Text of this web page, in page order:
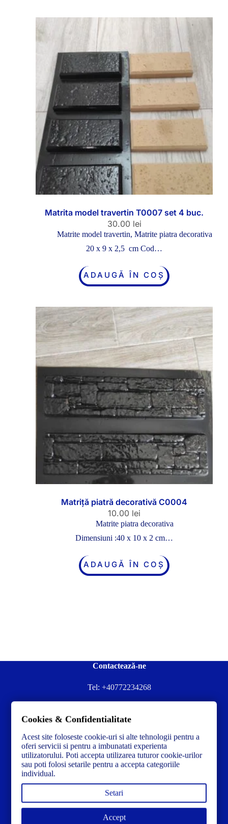
Matrita model travertin T0007 set 4 buc.
30.00 lei
Matrite model travertin, Matrite piatra decorativa
20 x 9 x 2,5 cm Cod…
ADAUGĂ ÎN COȘ
Matriță piatră decorativă C0004
10.00 lei
Matrite piatra decorativa
Dimensiuni :40 x 10 x 2 cm…
ADAUGĂ ÎN COȘ
Contactează-ne
Tel: +40772234268
Contacteză-ne la:✉️contact@concrete-forma.com
Str. Dacia Nr 12 Ineu, Arad 315300 Romania
Cookies & Confidentialitate
Acest site foloseste cookie-uri si alte tehnologii pentru a
oferi servicii si pentru a imbunatati experienta
utilizatorului. Poti accepta utilizarea tuturor cookie-urilor
sau poti folosi setarile pentru a accepta categoriile
individual.
Setari
Accept